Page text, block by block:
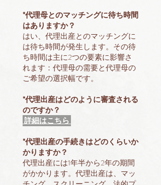
*代理母とのマッチングに待ち時間
はありますか？
はい、代理出産とのマッチングに
は待ち時間が発生します。その待
ち時間は主に2つの要素に影響さ
れます：代理母の需要と代理母の
ご希望の選択幅です。
*代理出産はどのように審査される
のですか？
詳細はこちら
*代理出産の手続きはどのくらいか
かりますか？
代理出産には1年半から2年の期間
がかかります。代理出産は、マッ